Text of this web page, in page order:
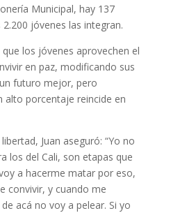
Municipal, hay 137
jóvenes las integran.
los jóvenes aprovechen el
en paz, modificando sus
futuro mejor, pero
alto porcentaje reincide en
Juan aseguró: “Yo no
los del Cali, son etapas que
a hacerme matar por eso,
convivir, y cuando me
acá no voy a pelear. Si yo